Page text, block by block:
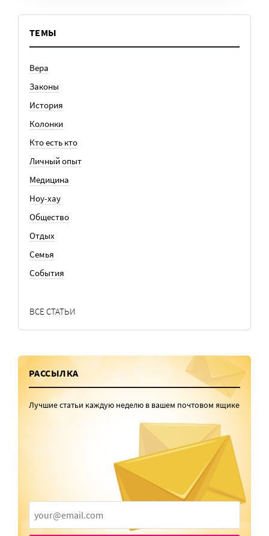
ТЕМЫ
Вера
Законы
История
Колонки
Кто есть кто
Личный опыт
Медицина
Ноу-хау
Общество
Отдых
Семья
События
ВСЕ СТАТЬИ
РАССЫЛКА
Лучшие статьи каждую неделю в вашем почтовом ящике